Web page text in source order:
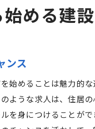
基礎から学べる
仕事を通じた自
独立を視野に！建設
未経験者向けの
職場での経験が
める建
ンス
始めることは魅力的
ような求人は、住居
を身につけることが